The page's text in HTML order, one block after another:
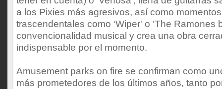
a los Pixies más agresivos, así como
trascendentales como ‘Wiper’ o ‘The Ramones
convencionalidad musical y crea una obra
indispensable por el momento.
Amusement parks on fire se confirman como
más prometedores de los últimos años, tanto